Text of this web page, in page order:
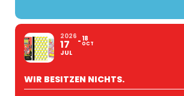
2026
17
JUL
18
OCT
WIR BESITZEN NICHTS.